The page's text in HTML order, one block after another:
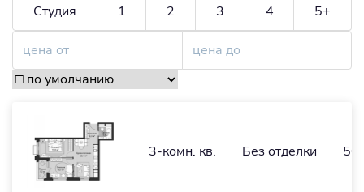
Студия 1 2 3 4 5+
3-комн. кв. Без отделки